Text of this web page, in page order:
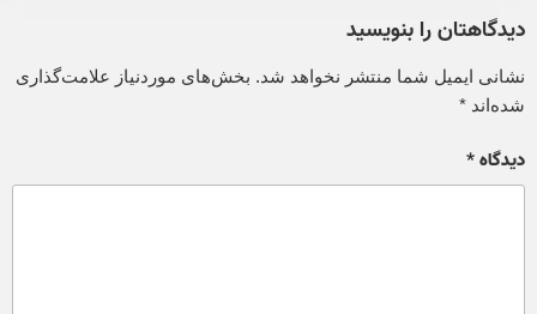
دیدگاهتان را بنویسید
نشانی ایمیل شما منتشر نخواهد شد. بخش‌های موردنیاز علامت‌گذاری
شده‌اند*
دیدگاه*